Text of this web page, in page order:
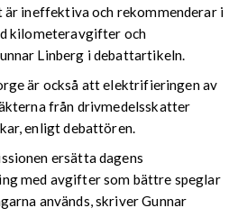
ineffektiva och rekommenderar i
kilometeravgifter och
Linberg i debattartikeln.
är också att elektrifieringen av
från drivmedelsskatter
enligt debattören.
ersätta dagens
med avgifter som bättre speglar
används, skriver Gunnar